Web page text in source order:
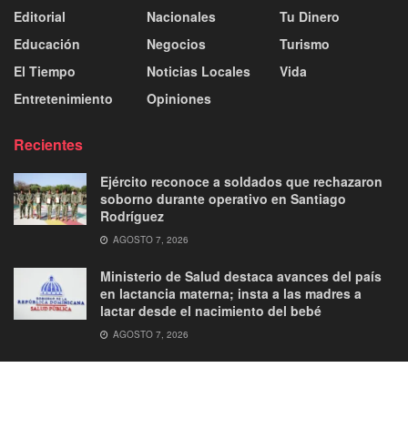
Editorial
Educación
El Tiempo
Entretenimiento
Nacionales
Negocios
Noticias Locales
Opiniones
Tu Dinero
Turismo
Vida
Recientes
Ejército reconoce a soldados que rechazaron
soborno durante operativo en Santiago
Rodríguez
AGOSTO 7, 2026
Ministerio de Salud destaca avances del país
en lactancia materna; insta a las madres a
lactar desde el nacimiento del bebé
AGOSTO 7, 2026